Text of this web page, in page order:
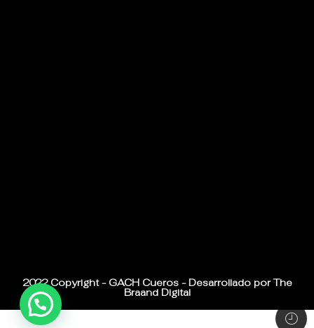
2022 Copyright - GACH Cueros - Desarrollado por The
Braand Digital